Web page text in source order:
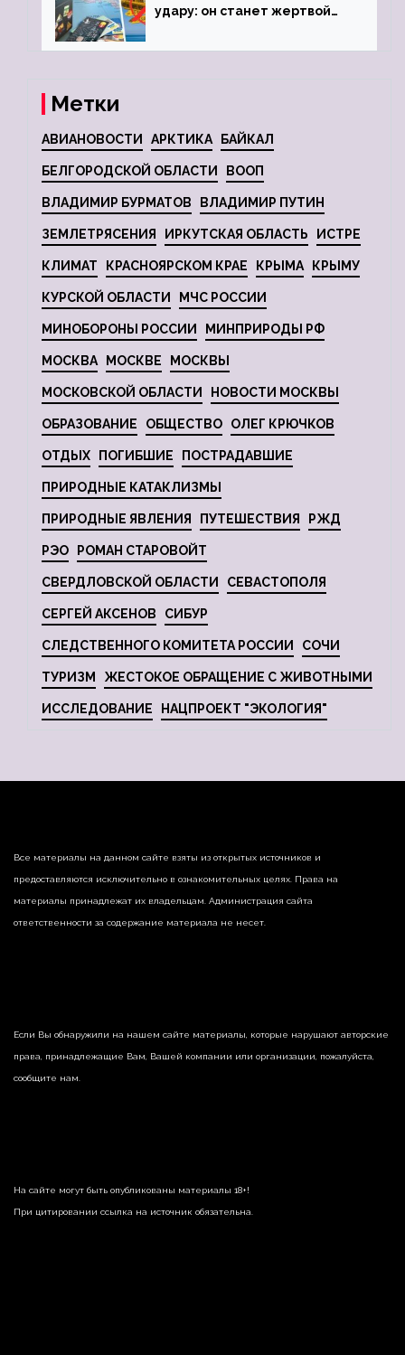
удару: он станет жертвой
Метки
АВИАНОВОСТИ АРКТИКА БАЙКАЛ
БЕЛГОРОДСКОЙ ОБЛАСТИ ВООП
ВЛАДИМИР БУРМАТОВ ВЛАДИМИР ПУТИН
ЗЕМЛЕТРЯСЕНИЯ ИРКУТСКАЯ ОБЛАСТЬ ИСТРЕ
КЛИМАТ КРАСНОЯРСКОМ КРАЕ КРЫМА КРЫМУ
КУРСКОЙ ОБЛАСТИ МЧС РОССИИ
МИНОБОРОНЫ РОССИИ МИНПРИРОДЫ РФ
МОСКВА МОСКВЕ МОСКВЫ
МОСКОВСКОЙ ОБЛАСТИ НОВОСТИ МОСКВЫ
ОБРАЗОВАНИЕ ОБЩЕСТВО ОЛЕГ КРЮЧКОВ
ОТДЫХ ПОГИБШИЕ ПОСТРАДАВШИЕ
ПРИРОДНЫЕ КАТАКЛИЗМЫ
ПРИРОДНЫЕ ЯВЛЕНИЯ ПУТЕШЕСТВИЯ РЖД
РЭО РОМАН СТАРОВОЙТ
СВЕРДЛОВСКОЙ ОБЛАСТИ СЕВАСТОПОЛЯ
СЕРГЕЙ АКСЕНОВ СИБУР
СЛЕДСТВЕННОГО КОМИТЕТА РОССИИ СОЧИ
ТУРИЗМ ЖЕСТОКОЕ ОБРАЩЕНИЕ С ЖИВОТНЫМИ
ИССЛЕДОВАНИЕ НАЦПРОЕКТ "ЭКОЛОГИЯ"
Все материалы на данном сайте взяты из открытых источников и
предоставляются исключительно в ознакомительных целях. Права на
материалы принадлежат их владельцам. Администрация сайта
ответственности за содержание материала не несет.
Если Вы обнаружили на нашем сайте материалы, которые нарушают авторские
права, принадлежащие Вам, Вашей компании или организации, пожалуйста,
сообщите нам.
На сайте могут быть опубликованы материалы 18+!
При цитировании ссылка на источник обязательна.